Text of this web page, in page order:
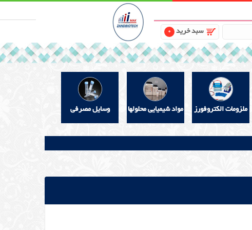
سبد خرید 0
ملزومات الکتروفورز مواد شیمیایی محلولها وسایل مصرفی